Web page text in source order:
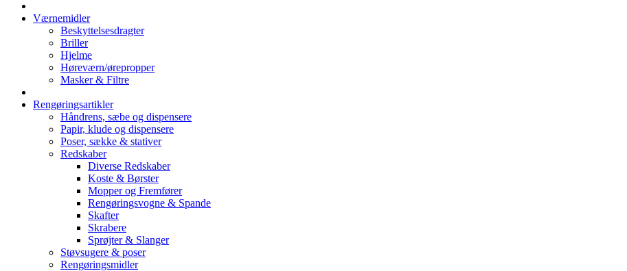
Værnemidler
Beskyttelsesdragter
Briller
Hjelme
Høreværn/ørepropper
Masker & Filtre
Rengøringsartikler
Håndrens, sæbe og dispensere
Papir, klude og dispensere
Poser, sække & stativer
Redskaber
Diverse Redskaber
Koste & Børster
Mopper og Fremfører
Rengøringsvogne & Spande
Skafter
Skrabere
Sprøjter & Slanger
Støvsugere & poser
Rengøringsmidler